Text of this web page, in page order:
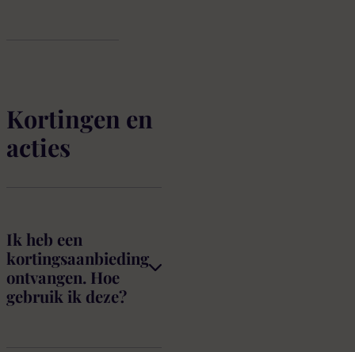
Kortingen en
acties
Ik heb een
kortingsaanbieding
ontvangen. Hoe
gebruik ik deze?